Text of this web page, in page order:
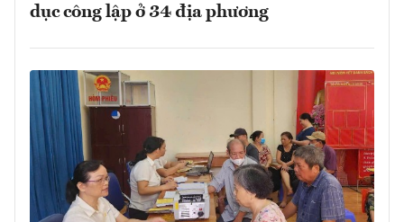
dục công lập ở 34 địa phương